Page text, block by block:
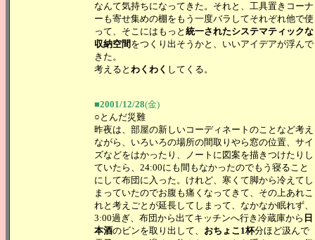
なんて気持ちになってきた。それと、工具置きコーナ
ーも寄せ集めの棚をもう一度バラしてそれぞれ他で使
って、そこにはもっと 統一されたシステマティックな
収納空間 をつくり出そうかと、いいアイデアが浮んで
きた。
考えると わくわく してくる。
■2001/12/28(金)
○とんだ災難
昨夜は、部屋の新しいコーディネートのことなど考え
ながら、いろいろの場所の間取りやら窓の位置、サイ
ズなどをはかったり、ノートに図案を描きつけたりし
ていたら、24:00にも間もなかったのでもう寝ること
にして布団に入った。けれど、寒くて脚から冷えてし
まっていたのでお腹も痛くなってきて、その上あれこ
れと考えごとが延長してしまって、なかなか眠れず、
3:00過ぎ、布団から出てキッチンへ行き冷蔵庫から 日
本酒のビンを取り出して、 おちょこ1杯分ほど汲んで